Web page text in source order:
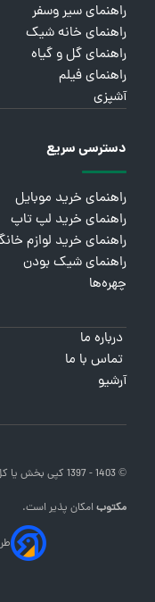
راهنمای سیر وسفر
راهنمای خانه شیک
راهنمای گل و گیاه
راهنمای فیلم
آشپزی
دسترسی سریع
راهنمای خرید موبایل
راهنمای خرید لپ تاپ
راهنمای خرید لوازم
راهنمای شیک بودن
چهره‌ها
درباره ما
تماس با ما
آرشیو
© 1403 - 1397 کپی بخش یا کل هر کدام از مطالب
مکتوبامکان پذیر است.